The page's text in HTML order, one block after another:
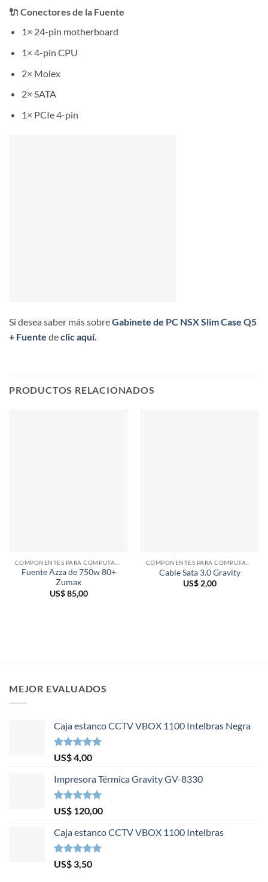
🔌 Conectores de la Fuente
1× 24-pin motherboard
1× 4-pin CPU
2× Molex
2× SATA
1× PCIe 4-pin
Si desea saber más sobreGabinete de PC NSX Slim Case Q5
+ Fuente declic aquí.
PRODUCTOS RELACIONADOS
Fuente Azza de 750w 80+
Zumax
US$85,00
Cable Sata 3.0 Gravity
US$2,00
MEJOR EVALUADOS
Caja estanco CCTV VBOX 1100 Intelbras Negra
Valorado en
5.00
de 5
US$4,00
Impresora Térmica Gravity GV-8330
Valorado en
5.00
de 5
US$ 120,00
Caja estanco CCTV VBOX 1100 Intelbras
Valorado en
5.00
de 5
US$ 3,50